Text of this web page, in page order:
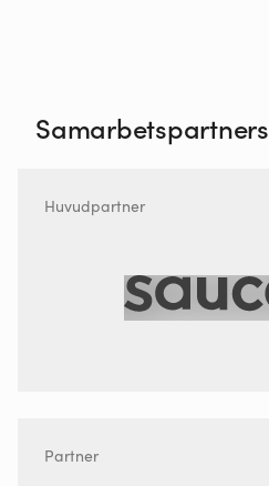
Samarbetspartners
Huvudpartner
Partner